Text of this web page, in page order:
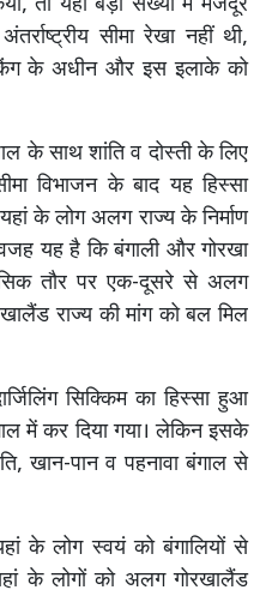
सीमा रेखा नहीं थी,
के अधीन और इस इलाके को
के साथ शांति व दोस्ती के लिए
विभाजन के बाद यह हिस्सा
के लोग अलग राज्य के निर्माण
यह है कि बंगाली और गोरखा
तौर पर एक-दूसरे से अलग
राज्य की मांग को बल मिल
सिक्किम का हिस्सा हुआ
में कर दिया गया। लेकिन इसके
खान-पान व पहनावा बंगाल से
के लोग स्वयं को बंगालियों से
के लोगों को अलग गोरखालैंड